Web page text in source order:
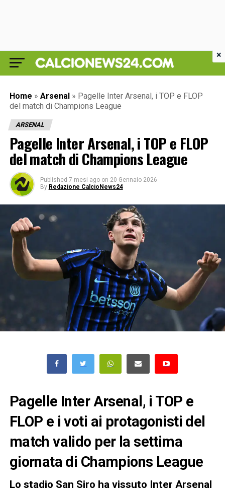
Home » Arsenal » Pagelle Inter Arsenal, i TOP e FLOP
del match di Champions League
ARSENAL
Pagelle Inter Arsenal, i TOP e FLOP
del match di Champions League
Published 7 mesi ago on 20 Gennaio 2026
By Redazione CalcioNews24
Pagelle Inter Arsenal, i TOP e
FLOP e i voti ai protagonisti del
match valido per la settima
giornata di Champions League
Lo stadio San Siro ha vissuto Inter Arsenal
×